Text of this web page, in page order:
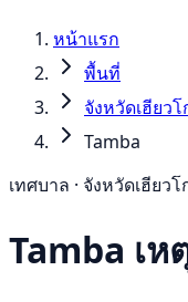
หน้าแรก
พื้นที่
จังหวัดเฮียวโ
Tamba
เทศบาล · จังหวัดเฮียวโ
Tamba เ